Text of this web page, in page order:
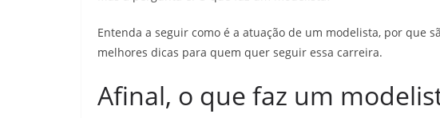
Entenda a seguir como é a atuação de um modelista, por que
melhores dicas para quem quer seguir essa carreira.
Afinal, o que faz um